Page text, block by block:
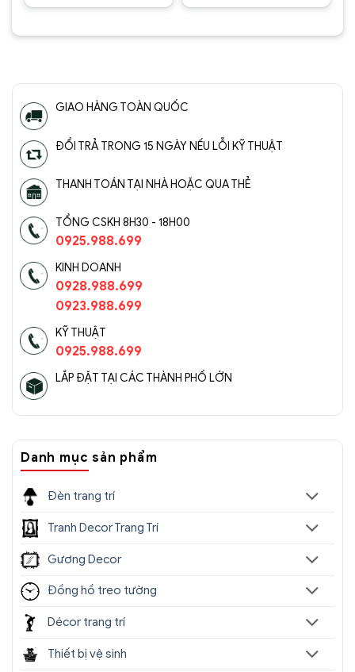
2.800.000 ₫.
Được
55 sao
Được
55 sao
1.800.000 ₫.
GIAO HÀNG TOÀN QUỐC
ĐỔI TRẢ TRONG 15 NGÀY NẾU LỖI KỸ THUẬT
THANH TOÁN TẠI NHÀ HOẶC QUA THẺ
TỔNG CSKH 8H30 - 18H00
0925.988.699
KINH DOANH
0928.988.699
0923.988.699
KỸ THUẬT
0925.988.699
LẮP ĐẶT TẠI CÁC THÀNH PHỐ LỚN
Danh mục sản phẩm
Đèn trang trí
Tranh Decor Trang Trí
Gương Decor
Đồng hồ treo tường
Décor trang trí
Thiết bị vệ sinh